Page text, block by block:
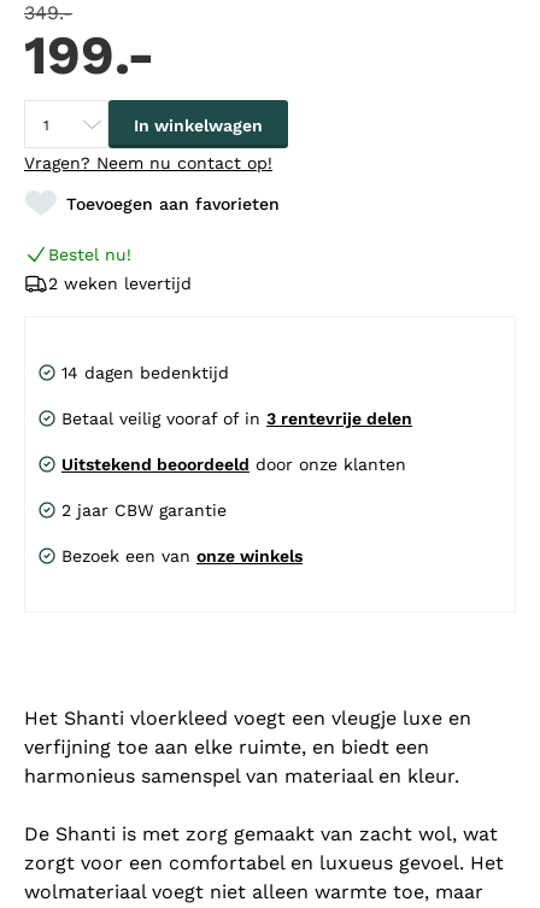
349.-
199.-
In winkelwagen
Vragen? Neem nu contact op!
Toevoegen aan favorieten
Bestel nu!
2 weken levertijd
14 dagen bedenktijd
Betaal veilig vooraf of in 3 rentevrije delen
Uitstekend beoordeeld door onze klanten
2 jaar CBW garantie
Bezoek een van onze winkels
Het Shanti vloerkleed voegt een vleugje luxe en
verfijning toe aan elke ruimte, en biedt een
harmonieus samenspel van materiaal en kleur.
De Shanti is met zorg gemaakt van zacht wol, wat
zorgt voor een comfortabel en luxueus gevoel. Het
wolmateriaal voegt niet alleen warmte toe, maar